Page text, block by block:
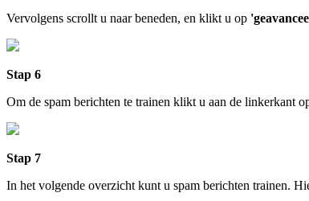
Vervolgens scrollt u naar beneden, en klikt u op
Stap 6
Om de spam berichten te trainen klikt u aan de linkerkant
Stap 7
In het volgende overzicht kunt u spam berichten trainen.